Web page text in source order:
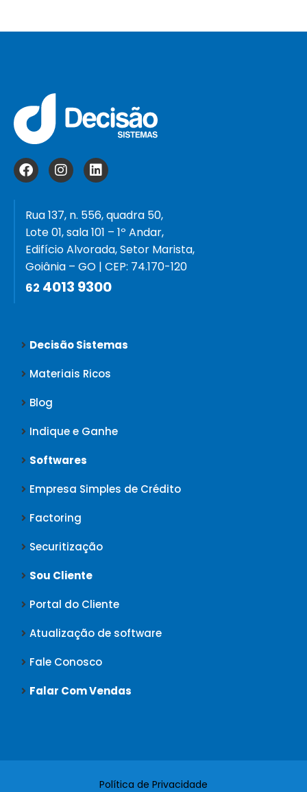
Rua 137, n. 556, quadra 50,
Lote 01, sala 101 – 1º Andar,
Edifício Alvorada, Setor Marista,
Goiânia – GO | CEP: 74.170-120
62 4013 9300
Decisão Sistemas
Materiais Ricos
Blog
Indique e Ganhe
Softwares
Empresa Simples de Crédito
Factoring
Securitização
Sou Cliente
Portal do Cliente
Atualização de software
Fale Conosco
Falar Com Vendas
Política de Privacidade